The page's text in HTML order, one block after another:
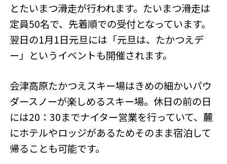
とたいまつ滑走が行われます。たいまつ滑走は
定員50名で、先着順での受付となっています。
翌日の1月1日元旦には「元旦は、たかつえデ
ー」というイベントも開催されます。
会津高原たかつえスキー場はきめの細かいパウ
ダースノーが楽しめるスキー場。休日の前の日
には20：30までナイター営業を行っていて、麓
にホテルやロッジがあるためそのまま宿泊して
帰ることも可能です。